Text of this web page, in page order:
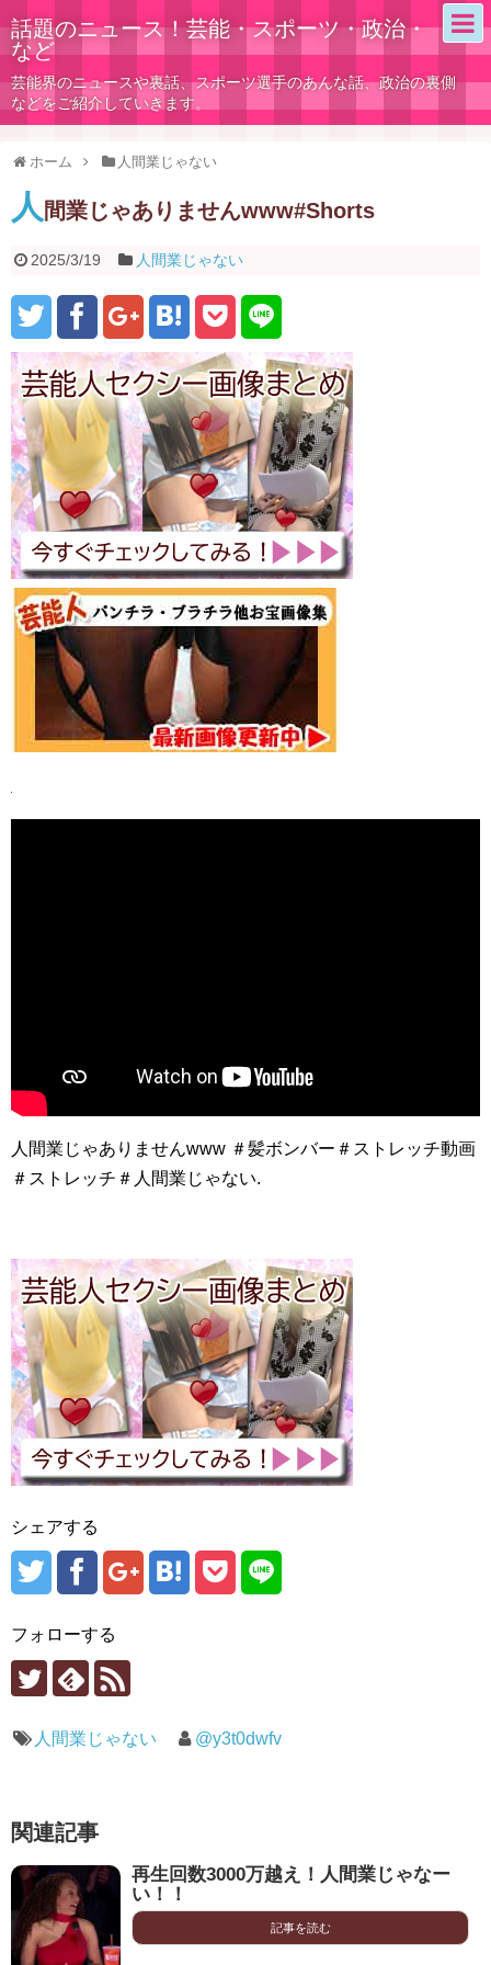
話題のニュース！芸能・スポーツ・政治・
など
芸能界のニュースや裏話、スポーツ選手のあんな話、政治の裏側
などをご紹介していきます。
ホーム 人間業じゃない
人 間業じゃありませんwww#Shorts
2025/3/19 人間業じゃない
人間業じゃありませんwww ＃髪ボンバー＃ストレッチ動画
＃ストレッチ＃人間業じゃない.
シェアする
フォローする
人間業じゃない @y3t0dwfv
関連記事
再生回数3000万越え！人間業じゃなー
い！！
記事を読む